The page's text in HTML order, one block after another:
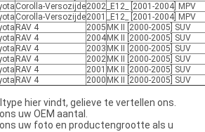
Corolla-Versozijde2002 _E12_ [2001-2004] MPV
Corolla-Versozijde2001
_E12_ [2001-2004] MPV
RAV 4 2005 MK II [2000-2005] SUV
RAV 4 2004 MK II [2000-2005] SUV
RAV 4 2003 MK II [2000-2005] SUV
RAV 4 2002 MK II [2000-2005] SUV
RAV 4 2001 MK II [2000-2005] SUV
RAV 4 2000 MK II [2000-2005] SUV
hier vindt, gelieve te vertellen ons.
uw OEM aantal.
uw foto en productengrootte als u